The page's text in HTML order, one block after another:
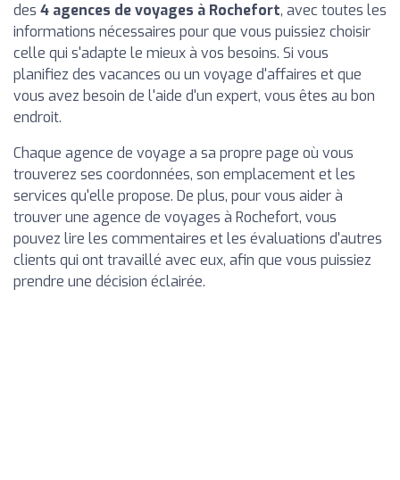
des 4 agences de voyages à Rochefort, avec toutes les
informations nécessaires pour que vous puissiez choisir
celle qui s'adapte le mieux à vos besoins. Si vous
planifiez des vacances ou un voyage d'affaires et que
vous avez besoin de l'aide d'un expert, vous êtes au bon
endroit.
Chaque agence de voyage a sa propre page où vous
trouverez ses coordonnées, son emplacement et les
services qu'elle propose. De plus, pour vous aider à
trouver une agence de voyages à Rochefort, vous
pouvez lire les commentaires et les évaluations d'autres
clients qui ont travaillé avec eux, afin que vous puissiez
prendre une décision éclairée.